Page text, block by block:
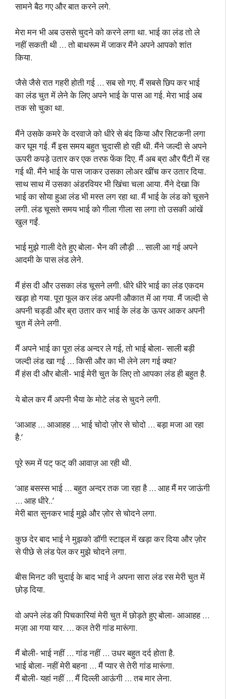
सामने बैठ गए और बात करने लगे.
मेरा मन भी अब उससे चुदने को करने लगा था. भाई का लंड तो ले
नहीं सकती थी … तो बाथरूम में जाकर मैंने अपने आपको शांत
किया.
जैसे जैसे रात गहरी होती गई … सब सो गए. मैं सबसे छिप कर भाई
का लंड चुत में लेने के लिए अपने भाई के पास आ गई. मेरा भाई अब
तक सो चुका था.
मैंने उसके कमरे के दरवाजे को धीरे से बंद किया और सिटकनी लगा
कर घूम गई. मैं इस समय बहुत चुदासी हो रही थी. मैंने जल्दी से अपने
ऊपरी कपड़े उतार कर एक तरफ फेंक दिए. मैं अब ब्रा और पैंटी में रह
गई थी. मैंने भाई के पास जाकर उसका लोअर खींच कर उतार दिया.
साथ साथ में उसका अंडरवियर भी खिंचा चला आया. मैंने देखा कि
भाई का सोया हुआ लंड भी मस्त लग रहा था. मैं भाई के लंड को चूसने
लगी. लंड चूसते समय भाई को गीला गीला सा लगा तो उसकी आंखें
खुल गईं.
भाई मुझे गाली देते हुए बोला- भैन की लौड़ी … साली आ गई अपने
आदमी के पास लंड लेने.
मैं हंस दी और उसका लंड चूसने लगी. धीरे धीरे भाई का लंड एकदम
खड़ा हो गया. पूरा फूल कर लंड अपनी औकात में आ गया. मैं जल्दी से
अपनी चड्डी और ब्रा उतार कर भाई के लंड के ऊपर आकर अपनी
चुत में लेने लगी.
मैं अपने भाई का पूरा लंड अन्दर ले गई, तो भाई बोला- साली बड़ी
जल्दी लंड खा गई … किसी और का भी लेने लग गई क्या?
मैं हंस दी और बोली- भाई मेरी चुत के लिए तो आपका लंड ही बहुत है.
ये बोल कर मैं अपनी भैया के मोटे लंड से चुदने लगी.
‘आआह … आआहह … भाई चोदो ज़ोर से चोदो … बड़ा मजा आ रहा
है.’
पूरे रूम में पट् फट् की आवाज़ आ रही थी.
‘आह बसस्स भाई … बहुत अन्दर तक जा रहा है … आह मैं मर जाऊंगी
… आह धीरे..’
मेरी बात सुनकर भाई मुझे और ज़ोर से चोदने लगा.
कुछ देर बाद भाई ने मुझको डॉगी स्टाइल में खड़ा कर दिया और ज़ोर
से पीछे से लंड पेल कर मुझे चोदने लगा.
बीस मिनट की चुदाई के बाद भाई ने अपना सारा लंड रस मेरी चुत में
छोड़ दिया.
वो अपने लंड की पिचकारियां मेरी चुत में छोड़ते हुए बोला- आआहह …
मज़ा आ गया यार. … कल तेरी गांड मारूंगा.
मैं बोली- भाई नहीं … गांड नहीं … उधर बहुत दर्द होता है.
भाई बोला- नहीं मेरी बहना … मैं प्यार से तेरी गांड मारूंगा.
मैं बोली- यहां नहीं … मैं दिल्ली आऊंगी … तब मार लेना.